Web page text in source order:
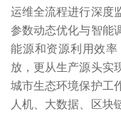
运维全流程进行深度
参数动态优化与智能
能源和资源利用效
放，更从生产源头实
城市生态环境保护工
人机、大数据、区块